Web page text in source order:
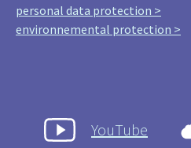
personal data protection >
environnemental protection >
YouTube